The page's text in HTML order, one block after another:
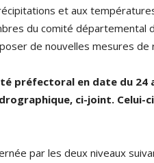
et aux
du comité départemental
de nouvelles mesures de
préfectoral en date du 24
ci-joint. Celui-
par les deux niveaux